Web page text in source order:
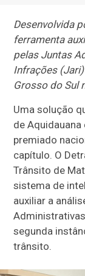
Desenvolvida
ferramenta
pelas Juntas
Infrações
Grosso do Sul
Uma solução
de
premiado
capítulo. O
Trânsito de
sistema de
auxiliar a
segunda
trânsito.